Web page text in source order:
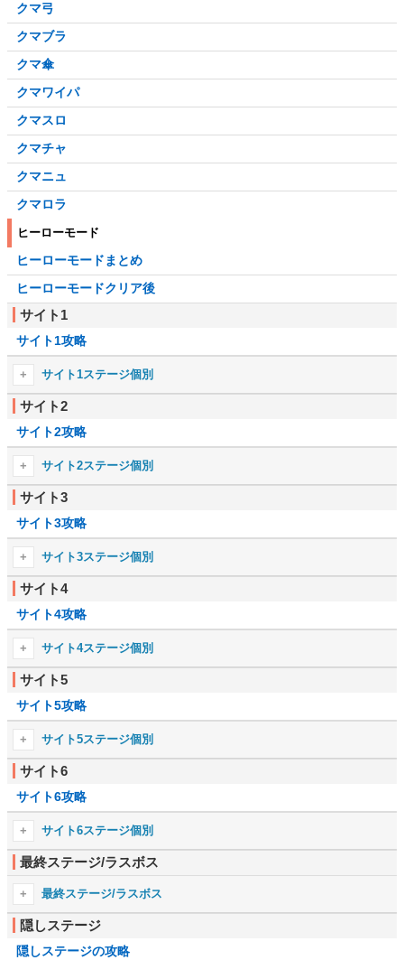
クマ弓
クマブラ
クマ傘
クマワイパ
クマスロ
クマチャ
クマニュ
クマロラ
ヒーローモード
ヒーローモードまとめ
ヒーローモードクリア後
サイト1
サイト1攻略
サイト1ステージ個別
1-1
1-3
1-5
1-7
1-8
サイト2
サイト2攻略
サイト2ステージ個別
2-1
2-3
2-5
2-7
2-8
サイト3
サイト3攻略
サイト3ステージ個別
3-1
3-3
3-5
3-7
-
サイト4
サイト4攻略
サイト4ステージ個別
4-1
4-3
4-5
4-7
4-8
4-11
4-12
4ボス
サイト5
サイト5攻略
サイト5ステージ個別
5-1
5-3
5-5
5-7
5-8
5-9
5-10
5-11
5-13
サイト6
サイト6攻略
サイト6ステージ個別
6-1
6-3
6-5
6-6
最終ステージ/ラスボス
最終ステージ/ラスボス
最終1
最終3
隠しステージ
隠しステージの攻略